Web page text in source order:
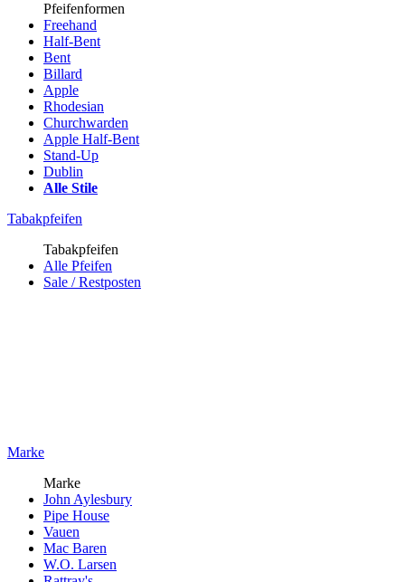
Pfeifenformen
Freehand
Half-Bent
Bent
Billard
Apple
Rhodesian
Churchwarden
Apple Half-Bent
Stand-Up
Dublin
Alle Stile
Tabakpfeifen
Tabakpfeifen
Alle Pfeifen
Sale / Restposten
Marke
Marke
John Aylesbury
Pipe House
Vauen
Mac Baren
W.O. Larsen